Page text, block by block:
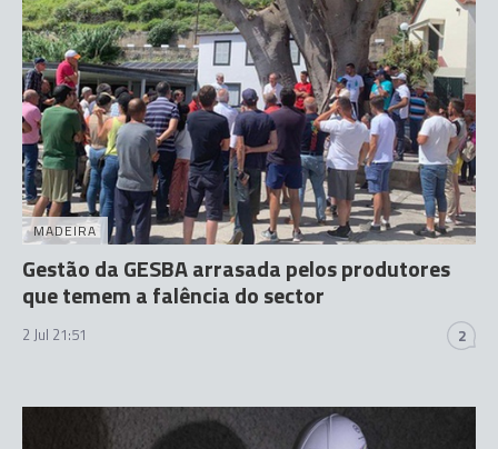
MADEIRA
Gestão da GESBA arrasada pelos produtores
que temem a falência do sector
2 Jul 21:51 2